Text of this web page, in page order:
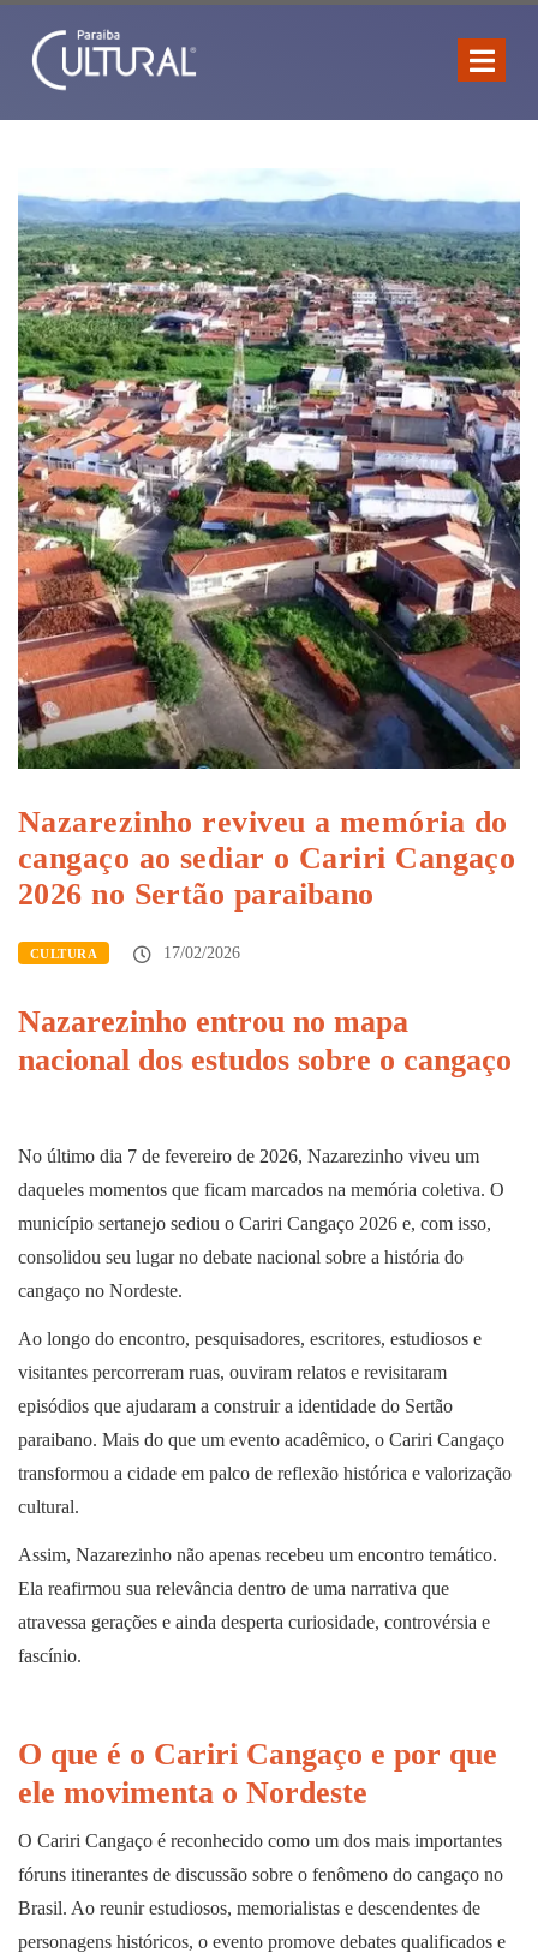
Nazarezinho reviveu a memória do
cangaço ao sediar o Cariri Cangaço
2026 no Sertão paraibano
CULTURA 17/02/2026
Nazarezinho entrou no mapa
nacional dos estudos sobre o cangaço
No último dia 7 de fevereiro de 2026, Nazarezinho viveu um
daqueles momentos que ficam marcados na memória coletiva. O
município sertanejo sediou o Cariri Cangaço 2026 e, com isso,
consolidou seu lugar no debate nacional sobre a história do
cangaço no Nordeste.
Ao longo do encontro, pesquisadores, escritores, estudiosos e
visitantes percorreram ruas, ouviram relatos e revisitaram
episódios que ajudaram a construir a identidade do Sertão
paraibano. Mais do que um evento acadêmico, o Cariri Cangaço
transformou a cidade em palco de reflexão histórica e valorização
cultural.
Assim, Nazarezinho não apenas recebeu um encontro temático.
Ela reafirmou sua relevância dentro de uma narrativa que
atravessa gerações e ainda desperta curiosidade, controvérsia e
fascínio.
O que é o Cariri Cangaço e por que
ele movimenta o Nordeste
O Cariri Cangaço é reconhecido como um dos mais importantes
fóruns itinerantes de discussão sobre o fenômeno do cangaço no
Brasil. Ao reunir estudiosos, memorialistas e descendentes de
personagens históricos, o evento promove debates qualificados e